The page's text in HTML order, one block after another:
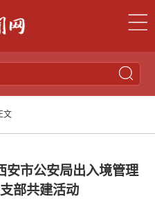
文
安市公安局出入境管理
部共建活动